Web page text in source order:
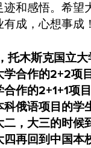
迹和感悟。希望
成，心想事成！
托木斯克国立
学合作的2+2项
作的2+1+1项
科俄语项目的学
二，大三的时候
四再回到中国本